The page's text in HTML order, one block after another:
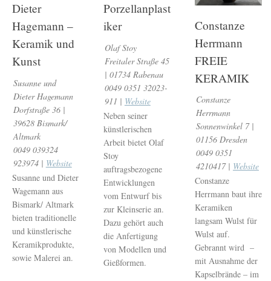
Dieter
Hagemann –
Keramik und
Kunst
Susanne und
Dieter Hagemann
Dorfstraße 36 |
39628 Bismark/
Altmark
0049 039324
923974 | Website
Susanne und Dieter
Wagemann aus
Bismark/ Altmark
bieten traditionelle
und künstlerische
Keramikprodukte,
sowie Malerei an.
Porzellanplast
iker
Olaf Stoy
Freitaler Straße 45
| 01734 Rabenau
0049 0351 32023-
911 | Website
Neben seiner
künstlerischen
Arbeit bietet Olaf
Stoy
auftragsbezogene
Entwicklungen
vom Entwurf bis
zur Kleinserie an.
Dazu gehört auch
die Anfertigung
von Modellen und
Gießformen.
Constanze
Herrmann
FREIE
KERAMIK
Constanze
Herrmann
Sonnenwinkel 7 |
01156 Dresden
0049 0351
4210417 | Website
Constanze
Herrmann baut ihre
Keramiken
langsam Wulst für
Wulst auf.
Gebrannt wird –
mit Ausnahme der
Kapselbrände – im